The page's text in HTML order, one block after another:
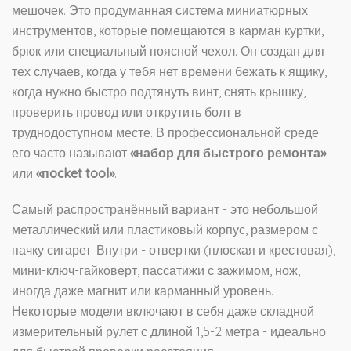
мешочек. Это продуманная система миниатюрных
инструментов, которые помещаются в карман куртки,
брюк или специальный поясной чехол. Он создан для
тех случаев, когда у тебя нет времени бежать к ящику,
когда нужно быстро подтянуть винт, снять крышку,
проверить провод или открутить болт в
труднодоступном месте. В профессиональной среде
его часто называют «набор для быстрого ремонта»
или «пocket tool».
Самый распространённый вариант - это небольшой
металлический или пластиковый корпус, размером с
пачку сигарет. Внутри - отвертки (плоская и крестовая),
мини-ключ-гайковерт, пассатижи с зажимом, нож,
иногда даже магнит или карманный уровень.
Некоторые модели включают в себя даже складной
измерительный рулет с длиной 1,5-2 метра - идеально